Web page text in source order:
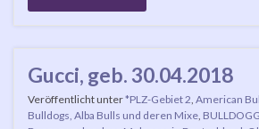
Gucci, geb. 30.04.2018
Veröffentlicht unter*PLZ-Gebiet 2 American
Bulldogs, Alba Bulls und deren Mixe